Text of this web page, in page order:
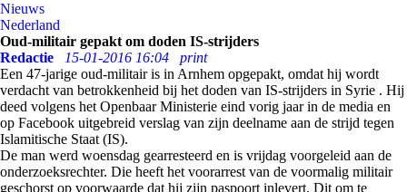
Nieuws
Nederland
Oud-militair gepakt om doden IS-strijders
Redactie
15-01-2016 16:04
print
Een 47-jarige oud-militair is in Arnhem opgepakt, omdat hij wordt
verdacht van betrokkenheid bij het doden van IS-strijders in Syrie . Hij
deed volgens het Openbaar Ministerie eind vorig jaar in de media en
op Facebook uitgebreid verslag van zijn deelname aan de strijd tegen
Islamitische Staat (IS).
De man werd woensdag gearresteerd en is vrijdag voorgeleid aan de
onderzoeksrechter. Die heeft het voorarrest van de voormalig militair
geschorst op voorwaarde dat hij zijn paspoort inlevert. Dit om te